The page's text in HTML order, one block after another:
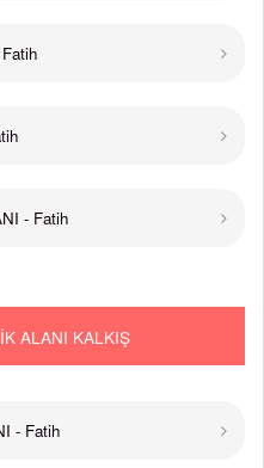
- Fatih
ALANI KALKIŞ
- Fatih